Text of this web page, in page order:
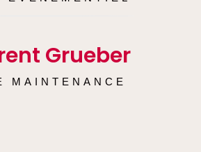
Grueber
MAINTENANCE